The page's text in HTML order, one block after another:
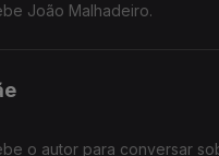
João Malhadeiro.
o autor para conversar